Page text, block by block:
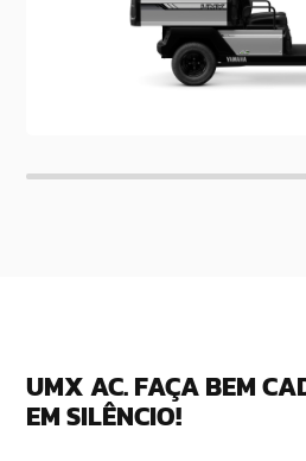
UMX AC. FAÇA BEM
EM SILÊNCIO!